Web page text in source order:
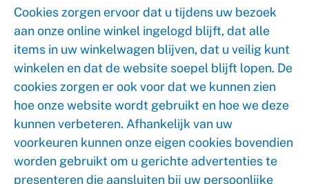
Cookies zorgen ervoor dat u tijdens uw bezoek
aan onze online winkel ingelogd blijft, dat alle
items in uw winkelwagen blijven, dat u veilig kunt
winkelen en dat de website soepel blijft lopen. De
cookies zorgen er ook voor dat we kunnen zien
hoe onze website wordt gebruikt en hoe we deze
kunnen verbeteren. Afhankelijk van uw
voorkeuren kunnen onze eigen cookies bovendien
worden gebruikt om u gerichte advertenties te
presenteren die aansluiten bij uw persoonlijke